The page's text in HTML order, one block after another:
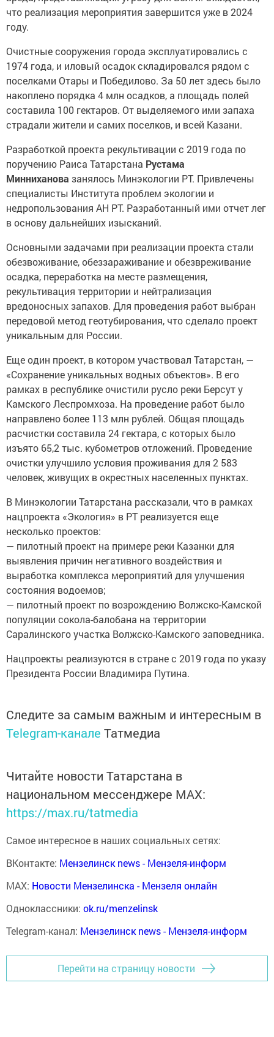
что реализация мероприятия завершится уже в 2024
году.
Очистные сооружения города эксплуатировались с
1974 года, и иловый осадок складировался рядом с
поселками Отары и Победилово. За 50 лет здесь было
накоплено порядка 4 млн осадков, а площадь полей
составила 100 гектаров. От выделяемого ими запаха
страдали жители и самих поселков, и всей Казани.
Разработкой проекта рекультивации с 2019 года по
поручению Раиса Татарстана Рустама
Минниханова занялось Минэкологии РТ. Привлечены
специалисты Института проблем экологии и
недропользования АН РТ. Разработанный ими отчет лег
в основу дальнейших изысканий.
Основными задачами при реализации проекта стали
обезвоживание, обеззараживание и обезвреживание
осадка, переработка на месте размещения,
рекультивация территории и нейтрализация
вредоносных запахов. Для проведения работ выбран
передовой метод геотубирования, что сделало проект
уникальным для России.
Еще один проект, в котором участвовал Татарстан, —
«Сохранение уникальных водных объектов». В его
рамках в республике очистили русло реки Берсут у
Камского Леспромхоза. На проведение работ было
направлено более 113 млн рублей. Общая площадь
расчистки составила 24 гектара, с которых было
изъято 65,2 тыс. кубометров отложений. Проведение
очистки улучшило условия проживания для 2 583
человек, живущих в окрестных населенных пунктах.
В Минэкологии Татарстана рассказали, что в рамках
нацпроекта «Экология» в РТ реализуется еще
несколько проектов:
— пилотный проект на примере реки Казанки для
выявления причин негативного воздействия и
выработка комплекса мероприятий для улучшения
состояния водоемов;
— пилотный проект по возрождению Волжско-Камской
популяции сокола-балобана на территории
Саралинского участка Волжско-Камского заповедника.
Нацпроекты реализуются в стране с 2019 года по указу
Президента России Владимира Путина.
Следите за самым важным и интересным в
Telegram-канале Татмедиа
Читайте новости Татарстана в
национальном мессенджере MАХ:
https://max.ru/tatmedia
Самое интересное в наших социальных сетях:
ВКонтакте: Мензелинск news - Мензеля-информ
MAX: Новости Мензелинска - Мензеля онлайн
Одноклассники: ok.ru/menzelinsk
Telegram-канал: Мензелинск news - Мензеля-информ
Перейти на страницу новости